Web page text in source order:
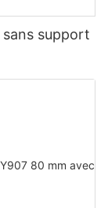
support